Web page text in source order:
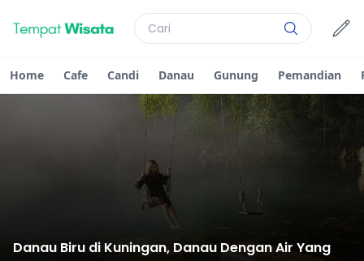
Home Cafe Candi Danau Gunung Pemandian
Danau Biru di Kuningan, Danau Dengan Air Yang